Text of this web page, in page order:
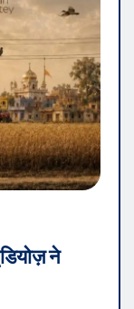
ने